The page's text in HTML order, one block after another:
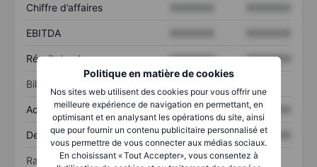
Politique en matière de cookies
Nos sites web utilisent des cookies pour vous offrir une
meilleure expérience de navigation en permettant, en
optimisant et en analysant les opérations du site, ainsi
que pour fournir un contenu publicitaire personnalisé et
vous permettre de vous connecter aux médias sociaux.
En choisissant « Tout Accepter», vous consentez à
Chiffre d’affaires
EBITDA
Résultat net XXXXXXX XXXXXXX
Bilan
Actif total XXXXXXX XXXXXXX
Dette totale XXXXXXX XXXXXXX
Ratios